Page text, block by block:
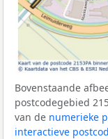
Bovenstaande
postcodegebied
van de numerieke
interactieve